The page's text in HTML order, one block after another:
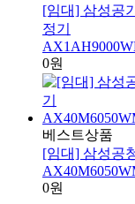
[임대] 삼성공
정기
0원
베스트상품
[임대] 삼성공
0원